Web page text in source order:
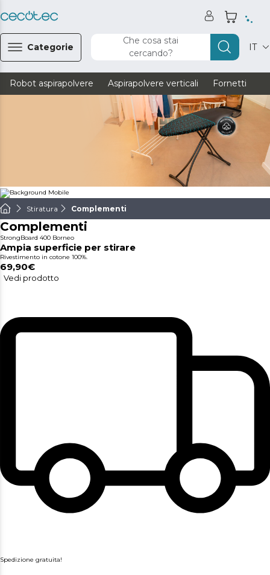
Categorie
Che cosa stai
cercando?
IT
Robot aspirapolvere Aspirapolvere verticali Fornetti
Stiratura Complementi
Complementi
StrongBoard 400 Borneo
Ampia superficie per stirare
Rivestimento in cotone 100%.
69,90€
Vedi prodotto
Spedizione gratuita!